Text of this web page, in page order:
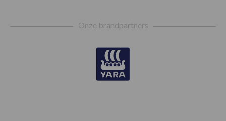
Onze brandpartners